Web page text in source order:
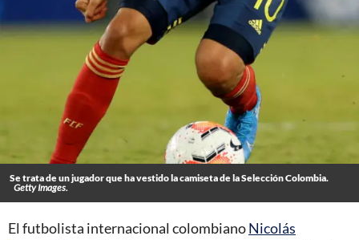
Se trata de un jugador que ha vestido la camiseta de la Selección Colombia.
Getty Images.
El futbolista internacional colombianoNicolás